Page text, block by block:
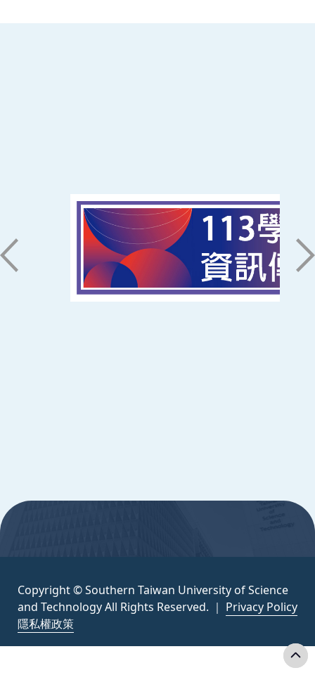
71005 台南市永康區南台街一號
06-2533131 ext. 7101
ic@stust.edu.tw
辦公時間
Copyright © Southern Taiwan University of Science
and Technology All Rights Reserved. ｜ Privacy Policy
隱私權政策